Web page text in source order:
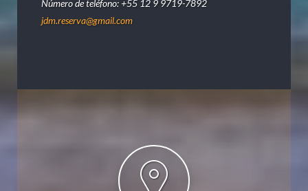
Número de teléfono: +55 12 9 9719-7892
jdm.reserva@gmail.com